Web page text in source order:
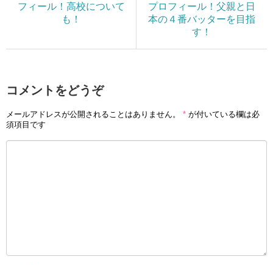
フィール！高校について
も！
プロフィール！父親と日
本の４番バッターを目指
す！
コメントをどうぞ
メールアドレスが公開されることはありません。 * が付いている欄は必
須項目です